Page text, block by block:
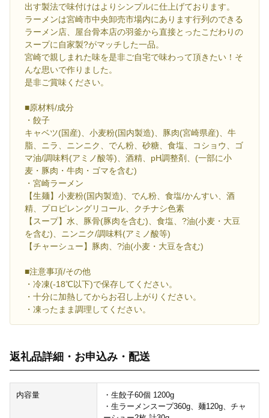
出す製法で味付けはよりシンプルに仕上げております。
ラーメンは宮崎市中央卸売市場内にあります行列のできる
ラーメン店、屋台骨本店の羽釜から直接とったこだわりの
スープに自家製?がマッチした一品。
宮崎で親しまれた味を是非ご自宅で味わって頂きたい！そ
んな思いで作りました。
是非ご賞味ください。
■原材料/成分
・餃子
キャベツ(国産)、小麦粉(国内製造)、豚肉(宮崎県産)、牛
脂、ニラ、ニンニク、でん粉、砂糖、食塩、コショウ、ゴ
マ油/調味料(アミノ酸等)、酒精、pH調整剤、(一部に小
麦・豚肉・牛肉・ゴマを含む)
・宮崎ラーメン
【生麺】小麦粉(国内製造)、でん粉、食塩/かんすい、酒
精、プロピレングリコール、クチナシ色素
【スープ】水、豚骨(豚肉を含む)、食塩、?油(小麦・大豆
を含む)、ニンニク/調味料(アミノ酸等)
【チャーシュー】豚肉、?油(小麦・大豆を含む)
■注意事項/その他
・冷凍(-18℃以下)で保存してください。
・十分に加熱してからお召し上がりください。
・凍ったまま調理してください。
返礼品詳細・お申込み・配送
内容量
・生餃子60個 1200g
・生ラーメンスープ360g、麺120g、チャ